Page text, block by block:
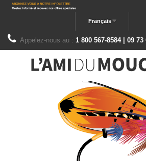
Français
Appelez-nous au : 1 800 567-8584 | 09 73